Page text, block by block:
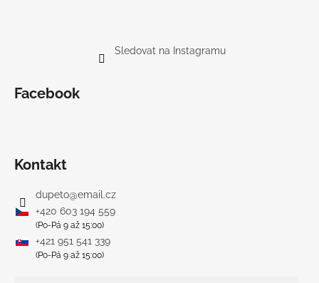
Sledovat na Instagramu
Facebook
Kontakt
dupeto@email.cz
+420 603 194 559
(Po-Pá 9 až 15:00)
+421 951 541 339
(Po-Pá 9 až 15:00)